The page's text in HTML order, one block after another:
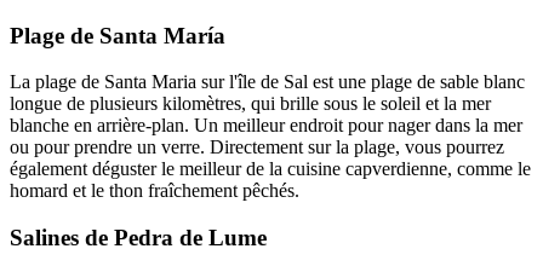
Plage de Santa María
La plage de Santa Maria sur l'île de Sal est une plage de sable blanc
longue de plusieurs kilomètres, qui brille sous le soleil et la mer
blanche en arrière-plan. Un meilleur endroit pour nager dans la mer
ou pour prendre un verre. Directement sur la plage, vous pourrez
également déguster le meilleur de la cuisine capverdienne, comme le
homard et le thon fraîchement pêchés.
Salines de Pedra de Lume